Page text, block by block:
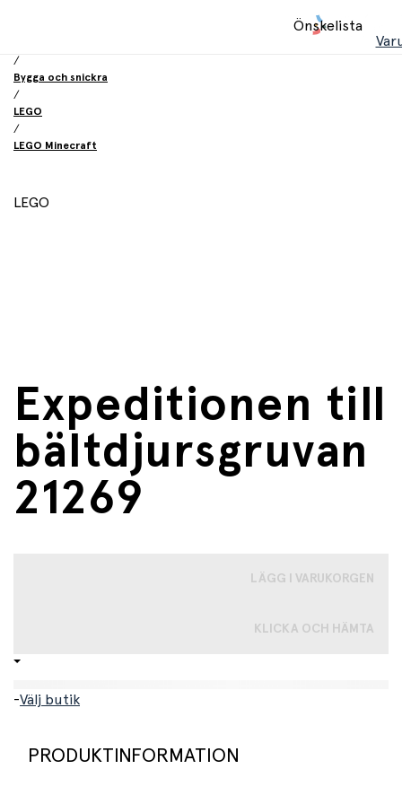
Önskelista
/
Bygga och snickra
/
LEGO
/
LEGO Minecraft
LEGO
Expeditionen till
bältdjursgruvan
21269
LÄGG I VARUKORGEN
KLICKA OCH HÄMTA
-Välj butik
PRODUKTINFORMATION